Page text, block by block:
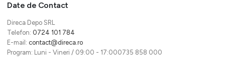
Date de Contact
Direca Depo SRL
Telefon: 0724 101 784
E-mail: contact@direca.ro
Program: Luni - Vineri / 09:00 - 17:000735 858 000